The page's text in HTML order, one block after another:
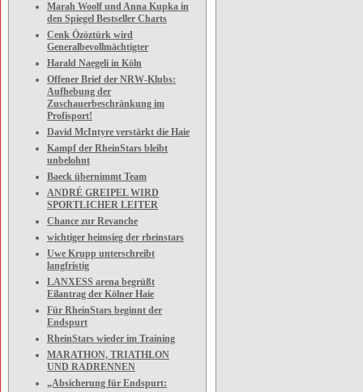
Marah Woolf und Anna Kupka in
den Spiegel Bestseller Charts
Cenk Özöztürk wird
Generalbevollmächtigter
Harald Naegeli in Köln
Offener Brief der NRW-Klubs:
Aufhebung der
Zuschauerbeschränkung im
Profisport!
David McIntyre verstärkt die Haie
Kampf der RheinStars bleibt
unbelohnt
Baeck übernimmt Team
ANDRÉ GREIPEL WIRD
SPORTLICHER LEITER
Chance zur Revanche
wichtiger heimsieg der rheinstars
Uwe Krupp unterschreibt
langfristig
LANXESS arena begrüßt
Eilantrag der Kölner Haie
Für RheinStars beginnt der
Endspurt
RheinStars wieder im Training
MARATHON, TRIATHLON
UND RADRENNEN
„Absicherung für Endspurt: